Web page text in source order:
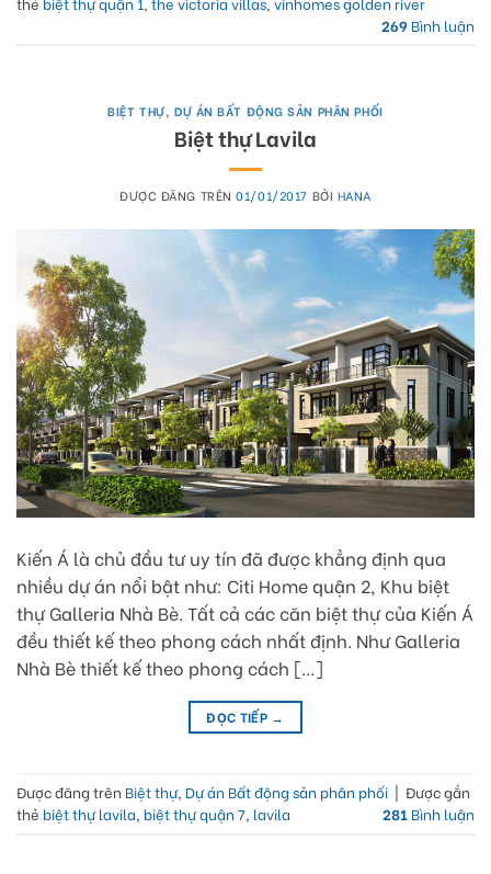
269 Bình luận
BIỆT THỰ, DỰ ÁN BẤT ĐỘNG SẢN PHÂN PHỐI
Biệt thự Lavila
ĐƯỢC ĐĂNG TRÊN01/01/2017 BỞI HANA
Kiến Á là chủ đầu tư uy tín đã được khẳng định qua
nhiều dự án nổi bật như: Citi Home quận 2, Khu biệt
thự Galleria Nhà Bè. Tất cả các căn biệt thự của Kiến Á
đều thiết kế theo phong cách nhất định. Như Galleria
Nhà Bè thiết kế theo phong cách […]
ĐỌC TIẾP →
Được đăng trên Biệt thự, Dự án Bất động sản phân phối | Được gắn
thẻ biệt thự lavila, biệt thự quận 7, lavila 281 Bình luận